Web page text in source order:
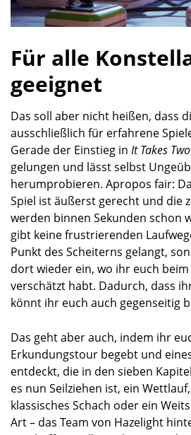
Für alle
geeignet
Das soll aber nicht heißen, dass
ausschließlich für erfahrene
Gerade der Einstieg in It Takes Two
gelungen und lässt selbst
herumprobieren. Apropos fair:
Spiel ist äußerst gerecht und die
werden binnen Sekunden schon
gibt keine frustrierenden
Punkt des Scheiterns gelangt,
dort wieder ein, wo ihr euch
verschätzt habt. Dadurch, dass
könnt ihr euch auch gegenseitig
Das geht aber auch, indem ihr
Erkundungstour begebt und
entdeckt, die in den sieben
es nun Seilziehen ist, ein
klassisches Schach oder ein
Art – das Team von Hazelight